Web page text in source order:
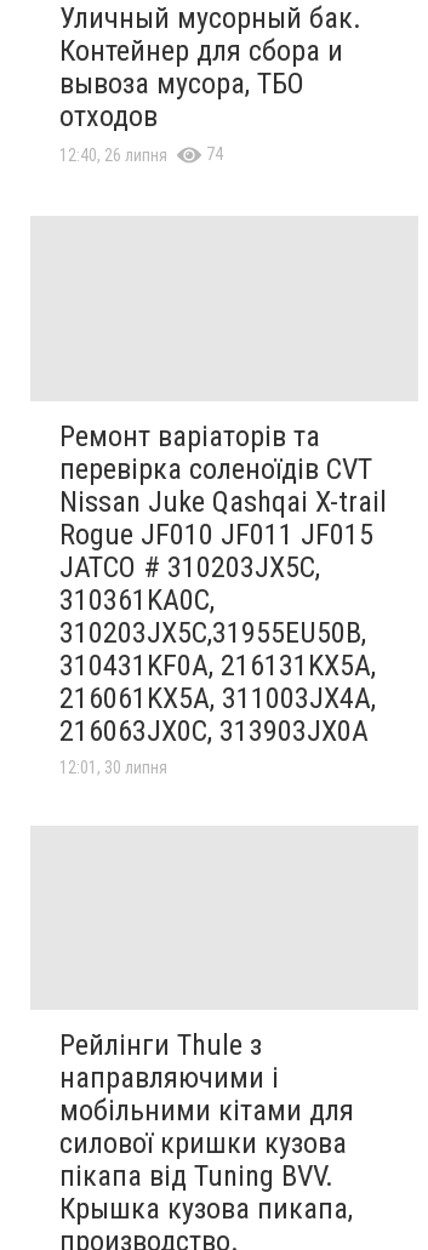
Уличный мусорный бак.
Контейнер для сбора и
вывоза мусора, ТБО
отходов
12:40, 26 липня 74
Ремонт варіаторів та
перевірка соленоїдів CVT
Nissan Juke Qashqai X-trail
Rogue JF010 JF011 JF015
JATCO # 310203JX5C,
310361KA0C,
310203JX5C,31955EU50B,
310431KF0A, 216131KX5A,
216061KX5A, 311003JX4A,
216063JX0C, 313903JX0A
12:01, 30 липня
Рейлінги Thule з
направляючими і
мобільними кітами для
силової кришки кузова
пікапа від Tuning BVV.
Крышка кузова пикапа,
производство.